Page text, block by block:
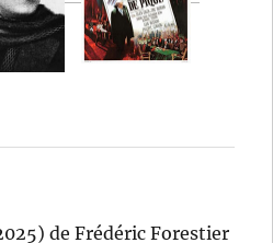
de Frédéric Forestier